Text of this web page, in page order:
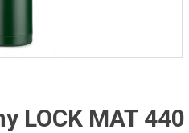
LOCK MAT 440